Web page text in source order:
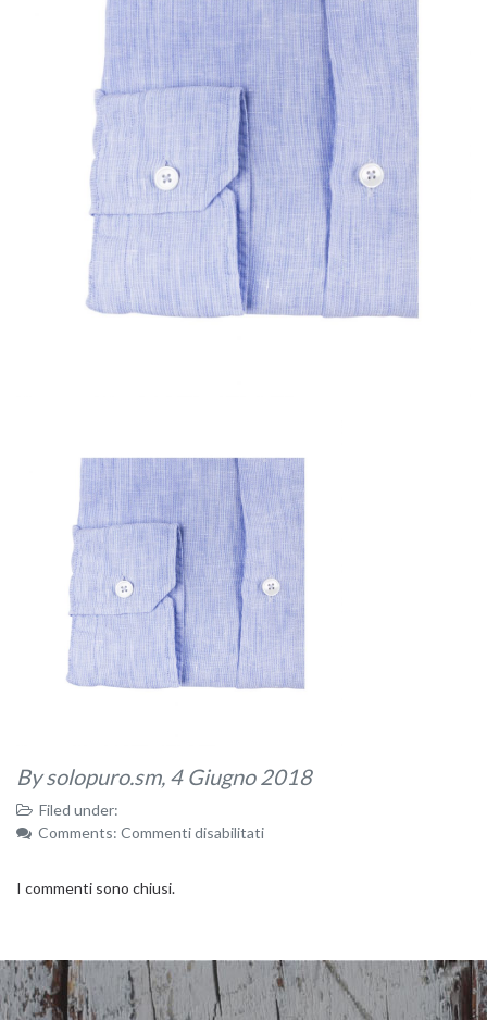
By solopuro.sm, 4 Giugno 2018
Filed under:
Comments: Commenti disabilitatisu
I commenti sono chiusi.